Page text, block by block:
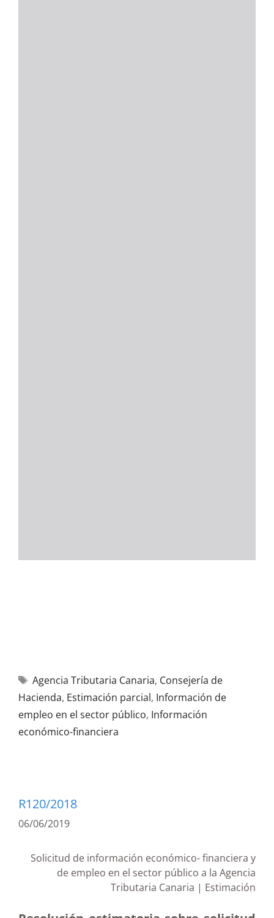
Agencia Tributaria Canaria, Consejería de
Hacienda, Estimación parcial, Información de
empleo en el sector público, Información
económico-financiera
R120/2018
06/06/2019
Solicitud de información económico- financiera y
de empleo en el sector público a la Agencia
Tributaria Canaria | Estimación